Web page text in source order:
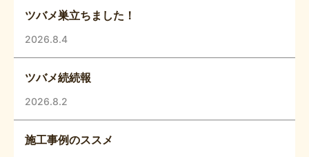
ツバメ巣立ちました！
2026.8.4
ツバメ続続報
2026.8.2
施工事例のススメ